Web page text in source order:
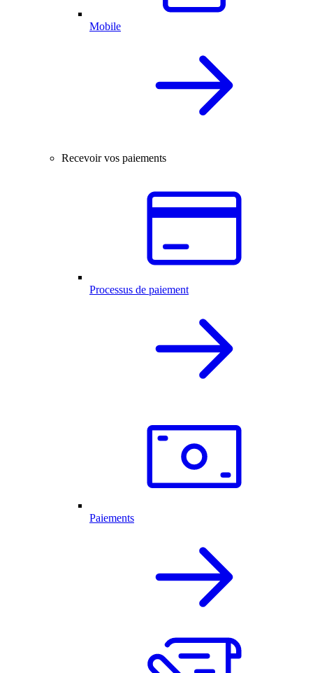
Mobile
Recevoir vos paiements
Processus de paiement
Paiements